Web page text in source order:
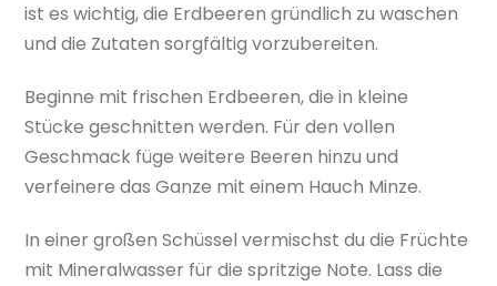
ist es wichtig, die Erdbeeren gründlich zu waschen
und die Zutaten sorgfältig vorzubereiten.
Beginne mit frischen Erdbeeren, die in kleine
Stücke geschnitten werden. Für den vollen
Geschmack füge weitere Beeren hinzu und
verfeinere das Ganze mit einem Hauch Minze.
In einer großen Schüssel vermischst du die Früchte
mit Mineralwasser für die spritzige Note. Lass die